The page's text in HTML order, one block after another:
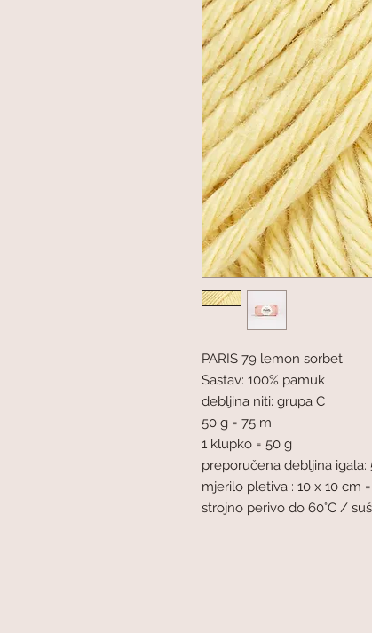
PARIS 79 lemon sorbet
Sastav: 100% pamuk
debljina niti: grupa C
50 g = 75 m
1 klupko = 50 g
preporučena debljina igala:
mjerilo pletiva : 10 x 10 cm
strojno perivo do 60°C /